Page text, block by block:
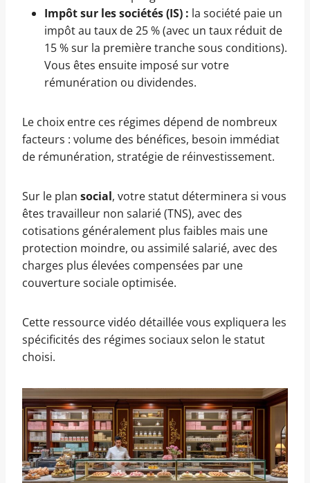
Impôt sur les sociétés (IS) : la société paie un
impôt au taux de 25 % (avec un taux réduit de
15 % sur la première tranche sous conditions).
Vous êtes ensuite imposé sur votre
rémunération ou dividendes.
Le choix entre ces régimes dépend de nombreux
facteurs : volume des bénéfices, besoin immédiat
de rémunération, stratégie de réinvestissement.
Sur le plan social, votre statut déterminera si vous
êtes travailleur non salarié (TNS), avec des
cotisations généralement plus faibles mais une
protection moindre, ou assimilé salarié, avec des
charges plus élevées compensées par une
couverture sociale optimisée.
Cette ressource vidéo détaillée vous expliquera les
spécificités des régimes sociaux selon le statut
choisi.